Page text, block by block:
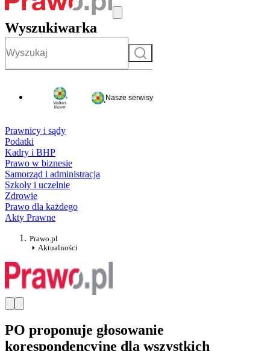
Wyszukiwarka
Szukaj
Nasze serwisy
Prawnicy i sądy
Podatki
Kadry i BHP
Prawo w biznesie
Samorząd i administracja
Szkoły i uczelnie
Zdrowie
Prawo dla każdego
Akty Prawne
Prawo.pl
Aktualności
PO proponuje głosowanie
korespondencyjne dla wszystkich